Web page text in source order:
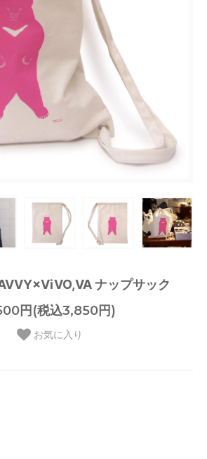
ナップサック
円(税込3,850円)
お気に入り